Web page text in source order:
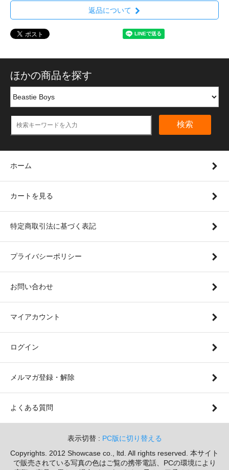
返品について
ほかの商品を探す
検索
ホーム
カートを見る
特定商取引法に基づく表記
プライバシーポリシー
お問い合わせ
マイアカウント
ログイン
メルマガ登録・解除
よくある質問
表示切替 : PC版に切り替える
Copyrights. 2012 Showcase co., ltd. All rights reserved. 本サイト
で販売されている写真の色はご覧の携帯電話、PCの環境により